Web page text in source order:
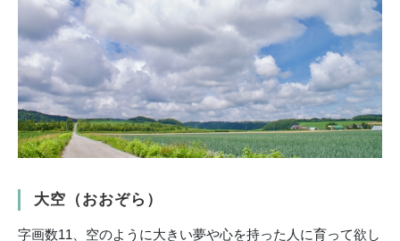
大空（おおぞら）
字画数11、空のように大きい夢や心を持った人に育って欲し